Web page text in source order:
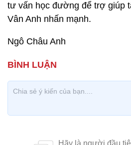
tư vấn học đường để trợ giúp
Vân Anh nhấn mạnh.
Ngô Châu Anh